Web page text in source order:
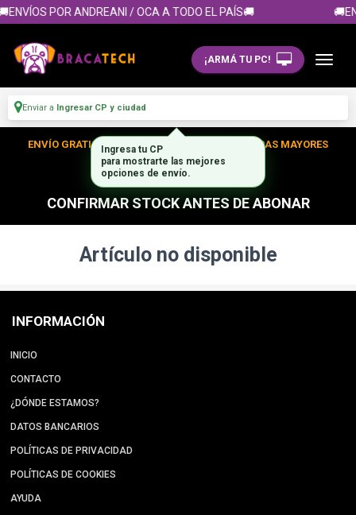
POR ANDREANI / OCA A TODO EL PAÍS🚚
¡ARMÁ TU PC!
Enviar a Ingresar CP y ciudad
ENVÍO GRATIS DENTRO DE CABA EN TUS COMPRAS MAYORES
A $300.000
CONFIRMAR STOCK ANTES DE ABONAR
Artículo no disponible
INFORMACIÓN
INICIO
CONTACTO
¿DÓNDE ESTAMOS?
DATOS BANCARIOS
POLÍTICAS DE PRIVACIDAD
POLÍTICAS DE COOKIES
AYUDA
Ingresa tu CP
para mostrarte las mejores
opciones de envío.